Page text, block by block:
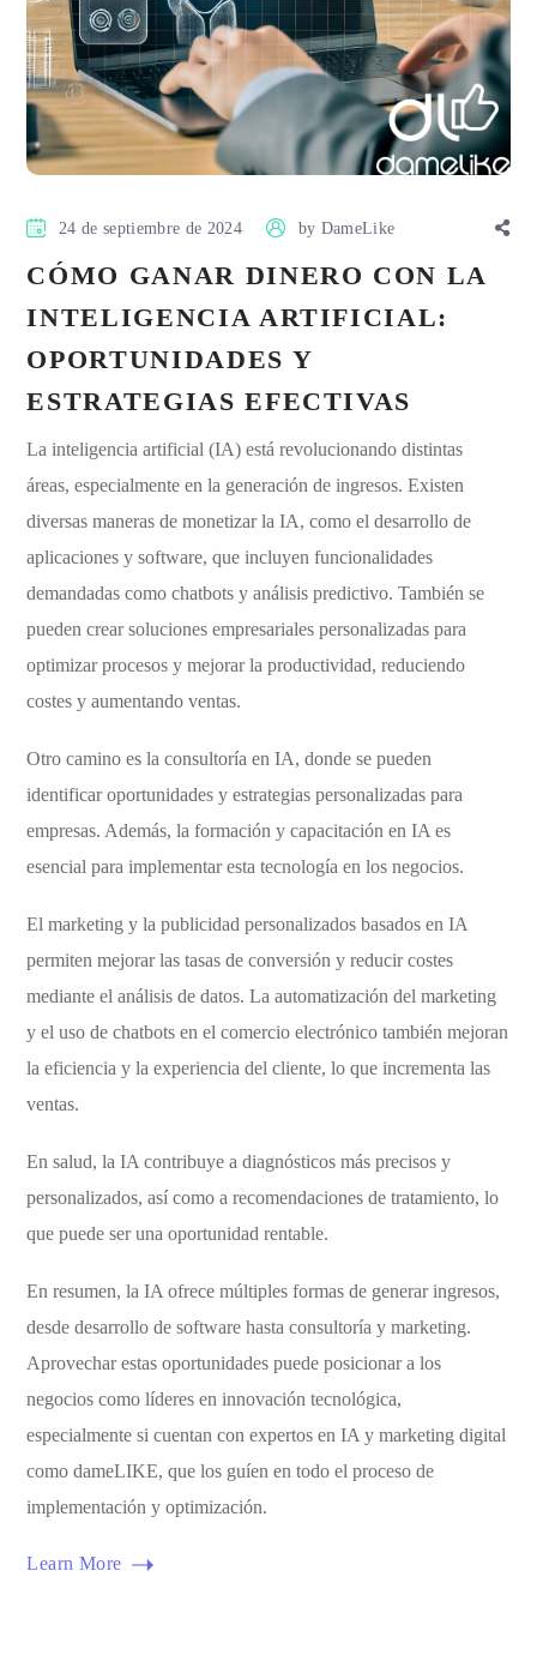
24 de septiembre de 2024 by DameLike
CÓMO GANAR DINERO CON LA
INTELIGENCIA ARTIFICIAL:
OPORTUNIDADES Y
ESTRATEGIAS EFECTIVAS
La inteligencia artificial (IA) está revolucionando distintas
áreas, especialmente en la generación de ingresos. Existen
diversas maneras de monetizar la IA, como el desarrollo de
aplicaciones y software, que incluyen funcionalidades
demandadas como chatbots y análisis predictivo. También se
pueden crear soluciones empresariales personalizadas para
optimizar procesos y mejorar la productividad, reduciendo
costes y aumentando ventas.
Otro camino es la consultoría en IA, donde se pueden
identificar oportunidades y estrategias personalizadas para
empresas. Además, la formación y capacitación en IA es
esencial para implementar esta tecnología en los negocios.
El marketing y la publicidad personalizados basados en IA
permiten mejorar las tasas de conversión y reducir costes
mediante el análisis de datos. La automatización del marketing
y el uso de chatbots en el comercio electrónico también mejoran
la eficiencia y la experiencia del cliente, lo que incrementa las
ventas.
En salud, la IA contribuye a diagnósticos más precisos y
personalizados, así como a recomendaciones de tratamiento, lo
que puede ser una oportunidad rentable.
En resumen, la IA ofrece múltiples formas de generar ingresos,
desde desarrollo de software hasta consultoría y marketing.
Aprovechar estas oportunidades puede posicionar a los
negocios como líderes en innovación tecnológica,
especialmente si cuentan con expertos en IA y marketing digital
como dameLIKE, que los guíen en todo el proceso de
implementación y optimización.
Learn More